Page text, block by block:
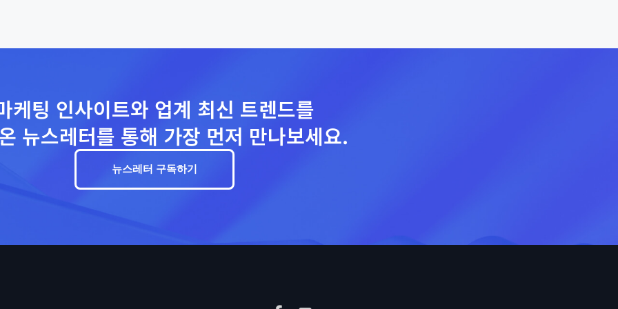
케팅 인사이트와 업계 최신 트렌드를
뉴스레터를 통해 가장 먼저 만나보세요.
뉴스레터 구독하기